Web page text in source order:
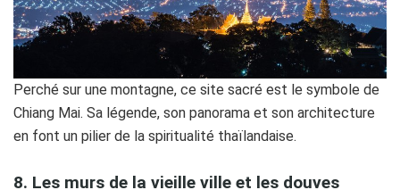
Perché sur une montagne, ce site sacré est le symbole de
Chiang Mai. Sa légende, son panorama et son architecture
en font un pilier de la spiritualité thaïlandaise.
8. Les murs de la vieille ville et les douves